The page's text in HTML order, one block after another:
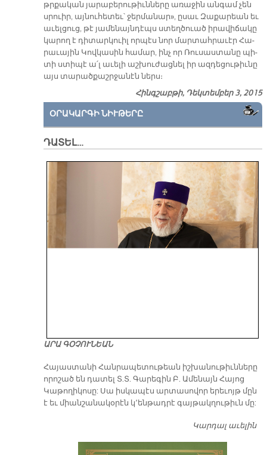
թրքա­կան յա­րա­բե­րու­թիւն­նե­րը ա­ռա­ջին ան­գամ չեն
սրուիր, այ­նու­հե­տեւ՝ ջեր­մա­նար», ը­սաւ Զա­քա­րեան եւ
ա­ւել­ցուց, թէ յա­մե­նայն­դէպս ստեղ­ծուած ի­րա­վի­ճա­կը
կա­րող է դի­տար­կուիլ որ­պէս նոր մար­տահ­րա­ւէր Հա­
րա­ւա­յին Կով­կա­սին հա­մար, ինչ որ Ռու­սաս­տա­նը պի­
տի ստի­պէ ա՛լ ա­ւե­լի աշ­խու­ժաց­նել իր ազ­դե­ցու­թիւ­նը
այս տա­րած­քաշր­ջա­նէն ներս։
Հինգշաբթի, Դեկտեմբեր 3, 2015
ՕՐԱԿԱՐԳԻ ՆԻՒԹԵՐԸ
ԴԱՏԵԼ…
ԱՐԱ ԳՕՉՈՒՆԵԱՆ
​Հայաստանի Հանրապետութեան իշխանութիւնները
որոշած են դատել Տ.Տ. Գարեգին Բ. Ամենայն Հայոց
Կաթողիկոսը: Սա իսկապէս արտասովոր երեւոյթ մըն
է եւ միանշանակօրէն կ՚ենթադրէ գայթակղութիւն մը:
Կարդալ աւելին